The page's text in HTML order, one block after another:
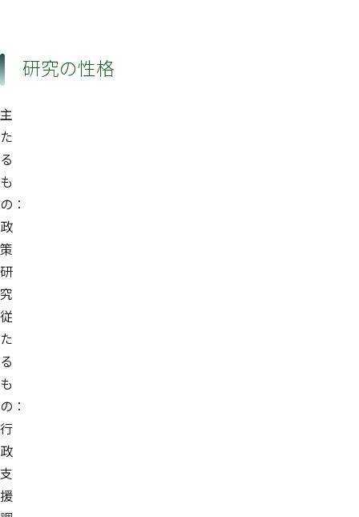
研究の性格
主
た
る
も
の：
政
策
研
究
従
た
る
も
の：
行
政
支
援